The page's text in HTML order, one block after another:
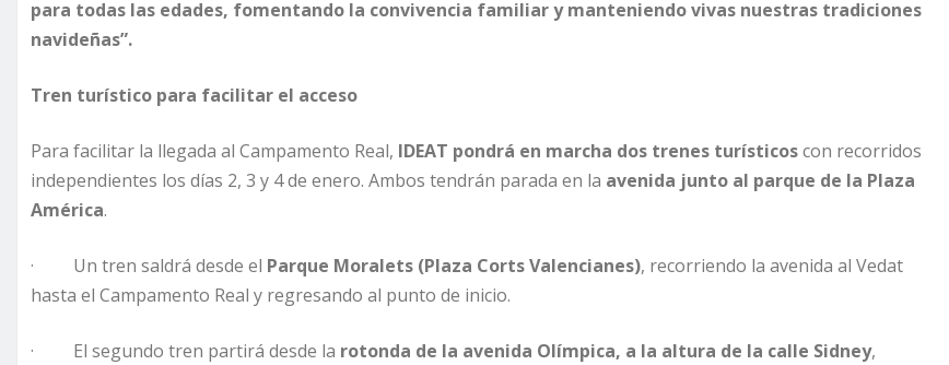
para todas las edades, fomentando la convivencia familiar y manteniendo vivas nuestras tradiciones
navideñas”.
Tren turístico para facilitar el acceso
Para facilitar la llegada al Campamento Real, IDEAT pondrá en marcha dos trenes turísticoscon recorridos
independientes los días 2, 3 y 4 de enero. Ambos tendrán parada en la avenida junto al parque de la Plaza
América.
· Un tren saldrá desde el Parque Moralets (Plaza Corts Valencianes), recorriendo la avenida al Vedat
hasta el Campamento Real y regresando al punto de inicio.
· El segundo tren partirá desde la rotonda de la avenida Olímpica, a la altura de la calle Sidney,